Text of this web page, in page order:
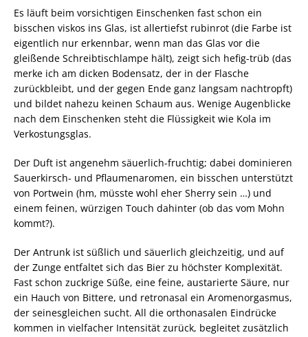
Es läuft beim vorsichtigen Einschenken fast schon ein
bisschen viskos ins Glas, ist allertiefst rubinrot (die Farbe ist
eigentlich nur erkennbar, wenn man das Glas vor die
gleißende Schreibtischlampe hält), zeigt sich hefig-trüb (das
merke ich am dicken Bodensatz, der in der Flasche
zurückbleibt, und der gegen Ende ganz langsam nachtropft)
und bildet nahezu keinen Schaum aus. Wenige Augenblicke
nach dem Einschenken steht die Flüssigkeit wie Kola im
Verkostungsglas.
Der Duft ist angenehm säuerlich-fruchtig; dabei dominieren
Sauerkirsch- und Pflaumenaromen, ein bisschen unterstützt
von Portwein (hm, müsste wohl eher Sherry sein …) und
einem feinen, würzigen Touch dahinter (ob das vom Mohn
kommt?).
Der Antrunk ist süßlich und säuerlich gleichzeitig, und auf
der Zunge entfaltet sich das Bier zu höchster Komplexität.
Fast schon zuckrige Süße, eine feine, austarierte Säure, nur
ein Hauch von Bittere, und retronasal ein Aromenorgasmus,
der seinesgleichen sucht. All die orthonasalen Eindrücke
kommen in vielfacher Intensität zurück, begleitet zusätzlich